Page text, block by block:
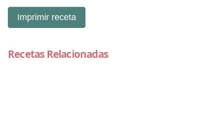
Imprimir receta
Recetas Relacionadas